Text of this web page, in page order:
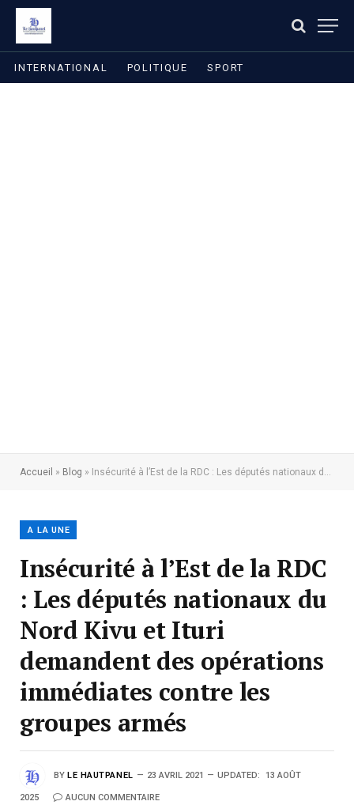
INTERNATIONAL POLITIQUE SPORT
Accueil » Blog » Insécurité à l’Est de la RDC : Les députés nationaux du Nord Kivu et Ituri demandent des opérations immédiates contre les groupes armés
A LA UNE
Insécurité à l’Est de la RDC
: Les députés nationaux du
Nord Kivu et Ituri
demandent des opérations
immédiates contre les
groupes armés
BY LE HAUTPANEL 23 AVRIL 2021 UPDATED: 13 AOÛT
2025 AUCUN COMMENTAIRE